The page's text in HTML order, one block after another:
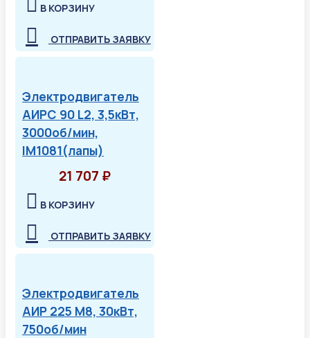
В КОРЗИНУ
ОТПРАВИТЬ ЗАЯВКУ
Электродвигатель
АИРС 90 L2, 3,5кВт,
3000об/мин,
IM1081(лапы)
21 707 ₽
В КОРЗИНУ
ОТПРАВИТЬ ЗАЯВКУ
Электродвигатель
АИР 225 М8, 30кВт,
750об/мин